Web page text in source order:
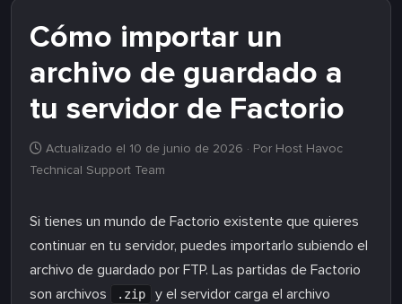
Cómo importar un
archivo de guardado a
tu servidor de Factorio
Actualizado el 10 de junio de 2026 · Por Host Havoc
Technical Support Team
Si tienes un mundo de Factorio existente que quieres
continuar en tu servidor, puedes importarlo subiendo el
archivo de guardado por FTP. Las partidas de Factorio
son archivos
.zip
y el servidor carga el archivo